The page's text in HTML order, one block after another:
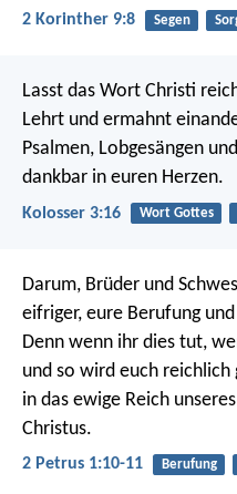
2 Korinther 9:8 Segen
Lasst das Wort Christi
Lehrt und ermahnt
Psalmen, Lobgesängen
dankbar in euren Herzen.
Kolosser 3:16 Wort Gottes
Darum, Brüder und
eifriger, eure Berufung
Denn wenn ihr dies tut,
und so wird euch
in das ewige Reich
Christus.
2 Petrus 1:10-11 Berufung